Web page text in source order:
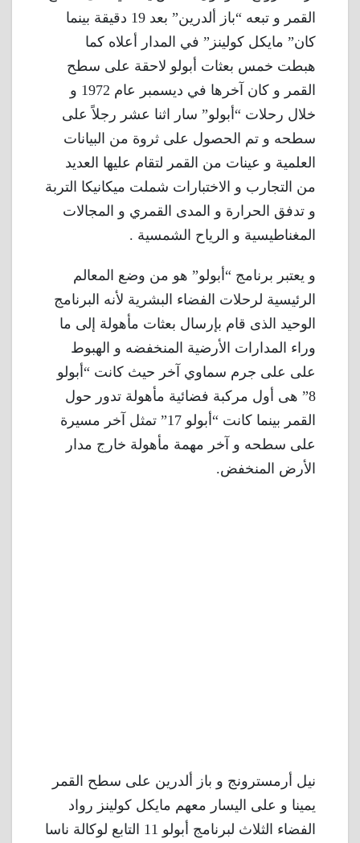
القمر و تبعه “باز ألدرين” بعد 19 دقيقة بينما
كان” مايكل كولينز” في المدار أعلاه كما
هبطت خمس بعثات أبولو لاحقة على سطح
القمر و كان آخرها في ديسمبر عام 1972 و
خلال رحلات “أبولو” سار اثنا عشر رجلاً على
سطحه و تم الحصول على ثروة من البيانات
العلمية و عينات من القمر لتقام عليها العديد
من التجارب و الاختبارات شملت ميكانيكا التربة
و تدفق الحرارة و المدى القمري و المجالات
المغناطيسية و الرياح الشمسية .
و يعتبر برنامج “أبولو” هو من وضع المعالم
الرئيسية لرحلات الفضاء البشرية لأنه البرنامج
الوحيد الذى قام بإرسال بعثات مأهولة إلى ما
وراء المدارات الأرضية المنخفضه و الهبوط
على على جرم سماوي آخر حيث كانت “أبولو
8” هى أول مركبة فضائية مأهولة تدور حول
القمر بينما كانت “أبولو 17” تمثل آخر مسيرة
على سطحه و آخر مهمة مأهولة خارج مدار
الأرض المنخفض.
نيل أرمسترونج و باز ألدرين على سطح القمر
يمينا و على اليسار معهم مايكل كولينز رواد
الفضاء الثلاث لبرنامج أبولو 11 التابع لوكالة ناسا